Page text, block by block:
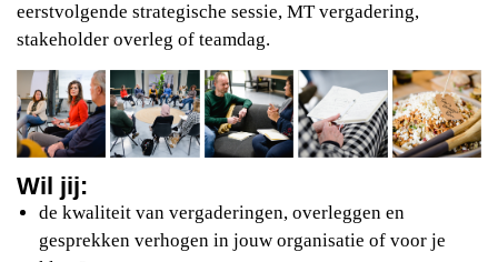
eerstvolgende strategische sessie, MT vergadering,
stakeholder overleg of teamdag.
Wil jij:
de kwaliteit van vergaderingen, overleggen en
gesprekken verhogen in jouw organisatie of voor je